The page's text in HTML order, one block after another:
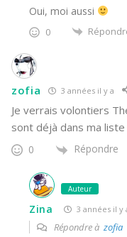
Oui, moi aussi
0
zofia 3 années il y a
Je verrais volontiers
sont déjà dans ma liste
0 Répondre
Auteur
Zina 3 années il y
Répondre à zofia